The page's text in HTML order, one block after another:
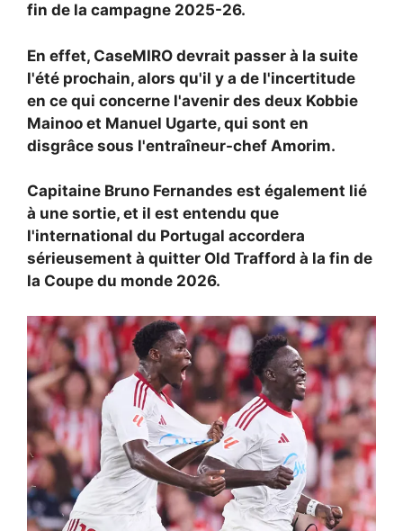
fin de la campagne 2025-26.
En effet, CaseMIRO devrait passer à la suite
l'été prochain, alors qu'il y a de l'incertitude
en ce qui concerne l'avenir des deux Kobbie
Mainoo et Manuel Ugarte, qui sont en
disgrâce sous l'entraîneur-chef Amorim.
Capitaine Bruno Fernandes est également lié
à une sortie, et il est entendu que
l'international du Portugal accordera
sérieusement à quitter Old Trafford à la fin de
la Coupe du monde 2026.